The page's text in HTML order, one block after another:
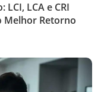
LCA e CRI
Melhor Retorno